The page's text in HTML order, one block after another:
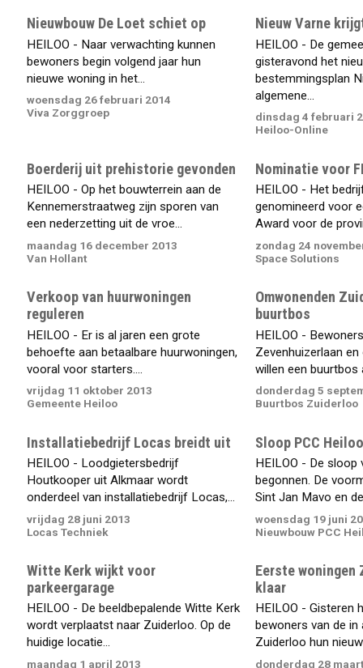
Nieuwbouw De Loet schiet op
HEILOO - Naar verwachting kunnen
bewoners begin volgend jaar hun
nieuwe woning in het...
woensdag 26 februari 2014
Viva Zorggroep
Nieuw Varne
HEILOO - De
gisteravond het
bestemmingsplan
algemene...
dinsdag 4 februari
Heiloo-Online
Boerderij uit prehistorie gevonden
HEILOO - Op het bouwterrein aan de
Kennemerstraatweg zijn sporen van
een nederzetting uit de vroe...
maandag 16 december 2013
Van Hollant
Nominatie voor
HEILOO - Het
genomineerd voor
Award voor de
zondag 24
Space Solutions
Verkoop van huurwoningen
reguleren
HEILOO - Er is al jaren een grote
behoefte aan betaalbare huurwoningen,
vooral voor starters....
vrijdag 11 oktober 2013
Gemeente Heiloo
Omwonenden
buurtbos
HEILOO -
Zevenhuizerlaan
willen een buurtbos
donderdag 5
Buurtbos Zuiderloo
Installatiebedrijf Locas breidt uit
HEILOO - Loodgietersbedrijf
Houtkooper uit Alkmaar wordt
onderdeel van installatiebedrijf Locas,...
vrijdag 28 juni 2013
Locas Techniek
Sloop PCC
HEILOO - De sloop
begonnen. De
Sint Jan Mavo en
woensdag 19 juni
Nieuwbouw PCC
Witte Kerk wijkt voor
parkeergarage
HEILOO - De beeldbepalende Witte Kerk
wordt verplaatst naar Zuiderloo. Op de
huidige locatie...
maandag 1 april 2013
Eerste woningen
klaar
HEILOO - Gisteren
bewoners van de
Zuiderloo hun
donderdag 28